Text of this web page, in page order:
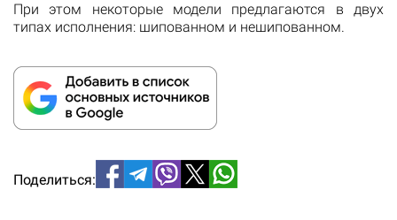
При этом некоторые модели предлагаются в двух
типах исполнения: шипованном и нешипованном.
Поделиться: